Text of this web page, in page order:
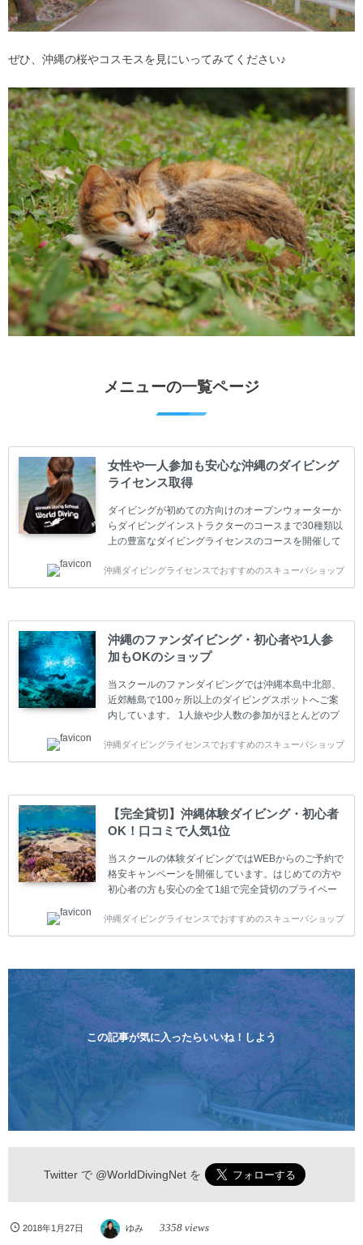
ぜひ、沖縄の桜やコスモスを見にいってみてください♪
メニューの一覧ページ
女性や一人参加も安心な沖縄のダイビング
ライセンス取得
ダイビングが初めての方向けのオープンウォーターか
らダイビングインストラクターのコースまで30種類以
上の豊富なダイビングライセンスのコースを開催して
(TEC)のコースもご用意しています。 当スクールを受
講するお客様は一人参加などの少人数のご参加が最も
スクールです。各種ダイビングライセンス取得コース
は年間を通じてキャンペーンを行っています。 ベーシ
ックダイバー(Cカード) 1日間+eラーニング 最安値キ
ャンペーン ￥22800(税込) ￥16800(税込) 器材 / 送
迎 / 保険 / 全て込み ダイビング...
沖縄ダイビングライセンスでおすすめのスキューバショップ
沖縄のファンダイビング・初心者や1人参
加もOKのショップ
当スクールのファンダイビングでは沖縄本島中北部、
近郊離島で100ヶ所以上のダイビングスポットへご案
内しています。 1人旅や少人数の参加がほとんどのプ
の方も安心して楽しめるようにリフレッシュダイビン
グコースもご用意しています。お1人様も初心者の方
イセンスを取得したお客様、ファンダイビングのリピ
ーター様はファンダイビングの全てのコース費が
10%OFF、フル器材レンタルが50%OFFになります。
沖縄本島周辺ビーチ・ファンダイビング ￥13800(税
込)【 2ビーチ 】 ウエイト / タンク / 送迎...
沖縄ダイビングライセンスでおすすめのスキューバショップ
【完全貸切】沖縄体験ダイビング・初心者
OK！口コミで人気1位
当スクールの体験ダイビングではWEBからのご予約で
格安キャンペーンを開催しています。はじめての方や
初心者の方も安心の全て1組で完全貸切のプライベー
1人様から気軽にご参加ください。 全てのコースで高
画質の記念撮影&水中撮影付きです。初心者の方やダ
す。 沖縄本島周辺ビーチ・体験ダイビング 格安キャ
ンペーン！！￥16800 ￥11800(税込) 器材 / 送迎 / 保
険 / 全て込み ダイビングがはじめての方や初心者でも
気軽に体験できる半日のコース。沖縄本島のビーチか
らのんびりダイビングを楽しめます...
沖縄ダイビングライセンスでおすすめのスキューバショップ
この記事が気に入ったらいいね！しよう
Twitter で @WorldDivingNetを
2018年1月27日 ゆみ 3358 views